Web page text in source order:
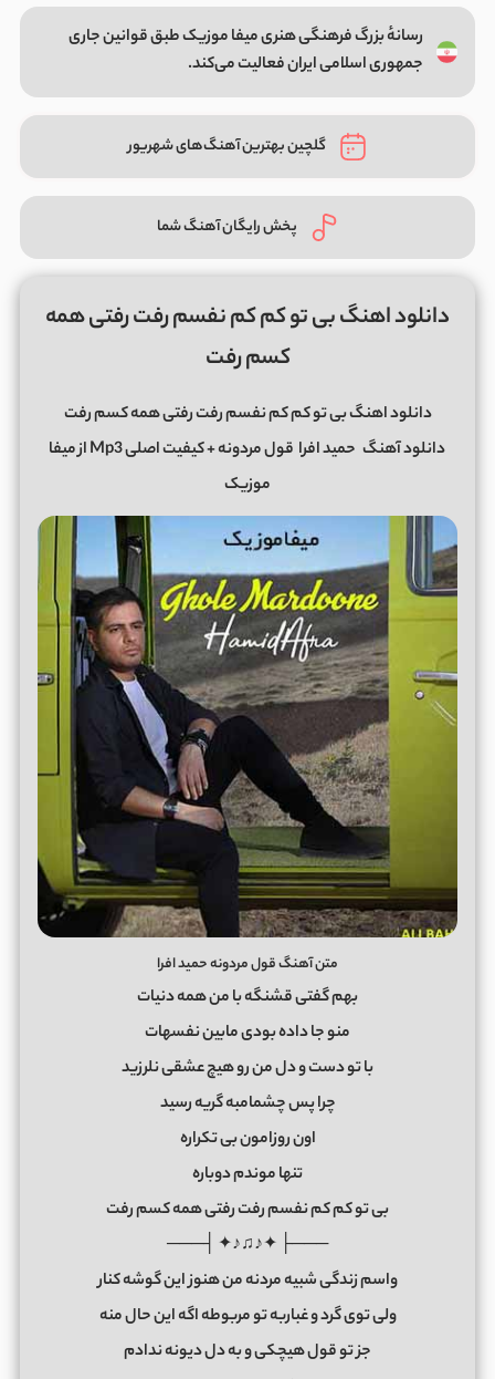
رسانهٔ بزرگ فرهنگی هنری میفا موزیک طبق قوانین جاری
جمهوری اسلامی ایران فعالیت می‌کند.
گلچین بهترین آهنگ‌های شهریور
پخش رایگان آهنگ شما
دانلود اهنگ بی تو کم کم نفسم رفت رفتی همه
کسم رفت
دانلود اهنگ بی تو کم کم نفسم رفت رفتی همه کسم رفت
دانلود آهنگ حمید افرا
قول مردونه + کیفیت اصلی Mp3 از میفا
موزیک
متن آهنگ قول مردونه حمید افرا
بهم گفتی قشنگه با من همه دنیات
منو جا داده بودی مابین نفسهات
با تو دست و دل من رو هیچ عشقی نلرزید
چرا پس چشمامبه گریه رسید
اون روزامون بی تکراره
تنها موندم دوباره
بی تو کم کم نفسم رفت رفتی همه کسم رفت
───├ ✦♪♫♪✦ ┤───
واسم زندگی شبیه مردنه من هنوز این گوشه کنار
ولی توی گرد و غباربه تو مربوطه اگه این حال منه
جز تو قول هیچکی و به دل دیونه ندادم